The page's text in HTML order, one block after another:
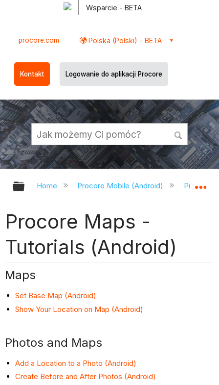
Wsparcie - BETA
procore.com Polska (Polski) - BETA
Kontakt Logowanie do aplikacji Procore
Expand/collapse global hierarchy
Home Procore Mobile (Android) Procore
Procore Maps -
Tutorials (Android)
Maps
Set Base Map (Android)
Show Your Location on Map (Android)
Photos and Maps
Add a Location to a Photo (Android)
Create Before and After Photos (Android)